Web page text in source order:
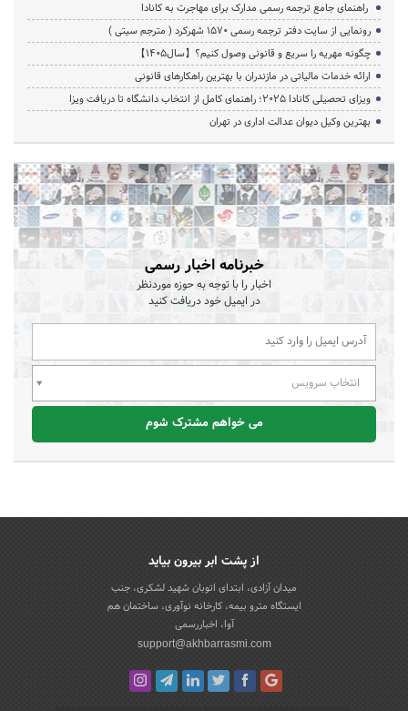
راهنمای جامع ترجمه رسمی مدارک برای مهاجرت به کانادا
رونمایی از سایت دفتر ترجمه رسمی 1570 شهرکرد ( مترجم سیتی )
چگونه مهریه را سریع و قانونی وصول کنیم؟【سال1405】
ارائه خدمات مالیاتی در مازندران با بهترین راهکارهای قانونی
ویزای تحصیلی کانادا ۲۰۲۵؛ راهنمای کامل از انتخاب دانشگاه تا دریافت ویزا
بهترین وکیل دیوان عدالت اداری در تهران
خبرنامه اخبار رسمی
اخبار را با توجه به حوزه موردنظر
در ایمیل خود دریافت کنید
انتخاب سرویس
می خواهم مشترک شوم
از پشت ابر بیرون بیاید
میدان آزادی، ابتدای اتوبان شهید لشکری، جنب
ایستگاه مترو بیمه، کارخانه نوآوری، ساختمان هم
آوا، اخباررسمی
support@akhbarrasmi.com